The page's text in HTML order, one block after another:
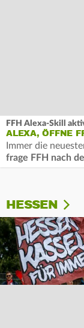
FFH Alexa-Skill
ALEXA, ÖFFNE
Immer die
frage FFH nach
HESSEN